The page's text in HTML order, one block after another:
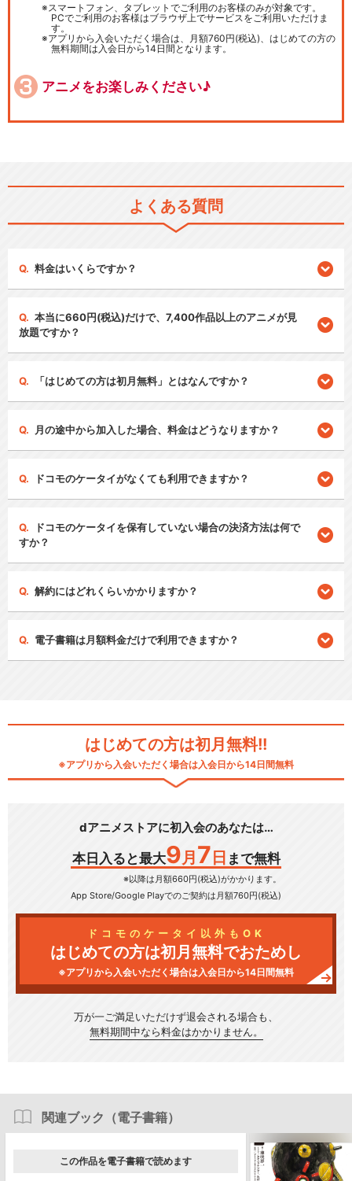
スマートフォン、タブレットでご利用のお客様のみが対象です。
PCでご利用のお客様はブラウザ上でサービスをご利用いただけま
す。
アプリから入会いただく場合は、月額760円(税込)、はじめての方の
無料期間は入会日から14日間となります。
アニメをお楽しみください♪
よくある質問
料金はいくらですか？
本当に660円(税込)だけで、7,400作品以上のアニメが見
放題ですか？
「はじめての方は初月無料」とはなんですか？
月の途中から加入した場合、料金はどうなりますか？
ドコモのケータイがなくても利用できますか？
ドコモのケータイを保有していない場合の決済方法は何で
すか？
解約にはどれくらいかかりますか？
電子書籍は月額料金だけで利用できますか？
はじめての方は初月無料!!
※アプリから入会いただく場合は入会日から14日間無料
dアニメストアに初入会のあなたは…
本日入ると最大9 月 7 日 まで無料
※以降は月額660円(税込)がかかります。
App Store/Google Playでのご契約は月額760円(税込)
ドコモのケータイ以外もOK
はじめての方は初月無料でおためし
※アプリから入会いただく場合は入会日から14日間無料
万が一ご満足いただけず退会される場合も、
無料期間中なら料金はかかりません。
関連ブック（電子書籍）
この作品を電子書籍で読めます